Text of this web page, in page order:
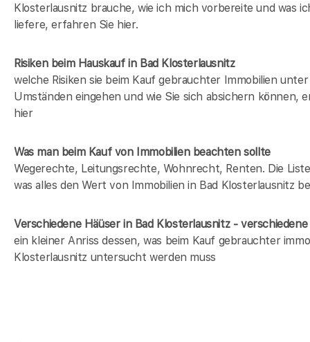
Klosterlausnitz brauche, wie ich mich vorbereite und was
liefere, erfahren Sie hier.
Risiken beim Hauskaufin Bad Klosterlausnitz
welche Risiken sie beim Kauf gebrauchter Immobilien unter
Umständen eingehen und wie Sie sich absichern können,
hier
Was man beim Kauf von Immobilien beachten sollte
Wegerechte, Leitungsrechte, Wohnrecht, Renten. Die
was alles den Wert von Immobilien in Bad Klosterlausnitz
Verschiedene Häüser in Bad Klosterlausnitz -
ein kleiner Anriss dessen, was beim Kauf gebrauchter
Klosterlausnitz untersucht werden muss